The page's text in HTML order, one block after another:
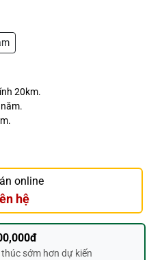
20km.
online
hệ
sớm hơn dự kiến